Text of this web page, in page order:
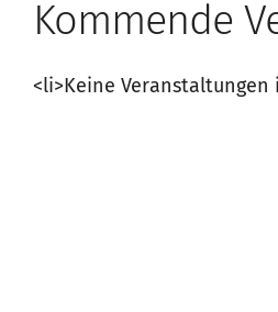
Kommende
<li>Keine